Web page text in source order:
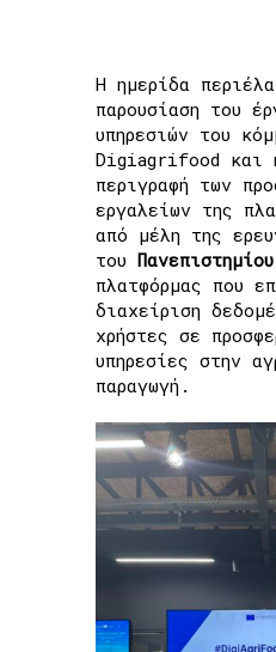
Η ημερίδα
παρουσίαση του
υπηρεσιών του
Digiagrifood και
περιγραφή των
εργαλείων της
από μέλη της
του
πλατφόρμας που
διαχείριση
χρήστες σε
υπηρεσίες στην
παραγωγή.